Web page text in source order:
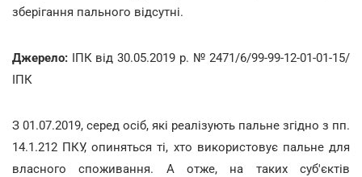
зберігання пального відсутні.
Джерело: ІПК від 30.05.2019 р. № 2471/6/99-99-12-01-01-15/
ІПК
З 01.07.2019, серед осіб, які реалізують пальне згідно з пп.
14.1.212 ПКУ, опиняться ті, хто використовує пальне для
власного споживання. А отже, на таких суб'єктів